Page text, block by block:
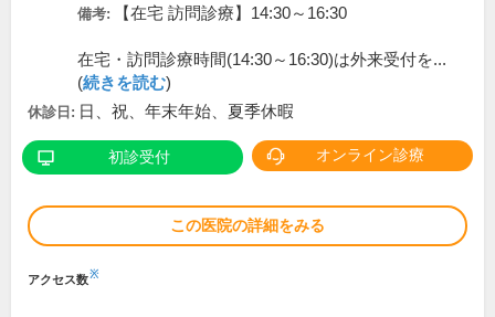
備考: 【在宅 訪問診療】14:30～16:30
在宅・訪問診療時間(14:30～16:30)は外来受付を...
(続きを読む)
休診日: 日、祝、年末年始、夏季休暇
初診受付 オンライン診療
この医院の詳細をみる
アクセス数※